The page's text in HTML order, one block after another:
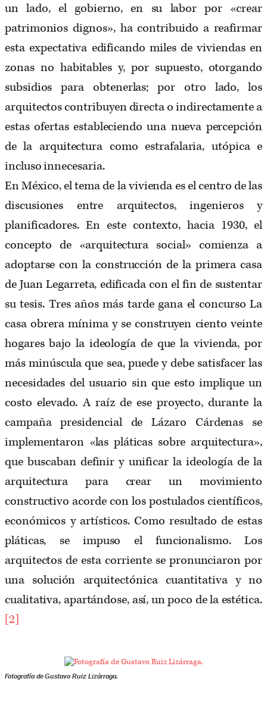
un lado, el gobierno, en su labor por «crear
patrimonios dignos», ha contribuido a reafirmar
esta expectativa edificando miles de viviendas en
zonas no habitables y, por supuesto, otorgando
subsidios para obtenerlas; por otro lado, los
arquitectos contribuyen directa o indirectamente a
estas ofertas estableciendo una nueva percepción
de la arquitectura como estrafalaria, utópica e
incluso innecesaria.
En México, el tema de la vivienda es el centro de las
discusiones entre arquitectos, ingenieros y
planificadores. En este contexto, hacia 1930, el
concepto de «arquitectura social» comienza a
adoptarse con la construcción de la primera casa
de Juan Legarreta, edificada con el fin de sustentar
su tesis. Tres años más tarde gana el concurso La
casa obrera mínima y se construyen ciento veinte
hogares bajo la ideología de que la vivienda, por
más minúscula que sea, puede y debe satisfacer las
necesidades del usuario sin que esto implique un
costo elevado. A raíz de ese proyecto, durante la
campaña presidencial de Lázaro Cárdenas se
implementaron «las pláticas sobre arquitectura»,
que buscaban definir y unificar la ideología de la
arquitectura para crear un movimiento
constructivo acorde con los postulados científicos,
económicos y artísticos. Como resultado de estas
pláticas, se impuso el funcionalismo. Los
arquitectos de esta corriente se pronunciaron por
una solución arquitectónica cuantitativa y no
cualitativa, apartándose, así, un poco de la estética.
[2]
Fotografía de Gustavo Ruiz Lizárraga.